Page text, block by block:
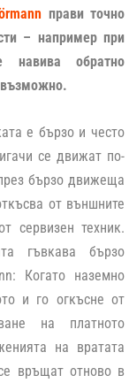
прави точно
– например при
обратно
възможно.
е бързо и често
се движат по-
бързо движеща
от външните
сервизен техник.
гъвкава бързо
Когато наземно
и го огкъсне от
на платното
на вратата
връщат отново в